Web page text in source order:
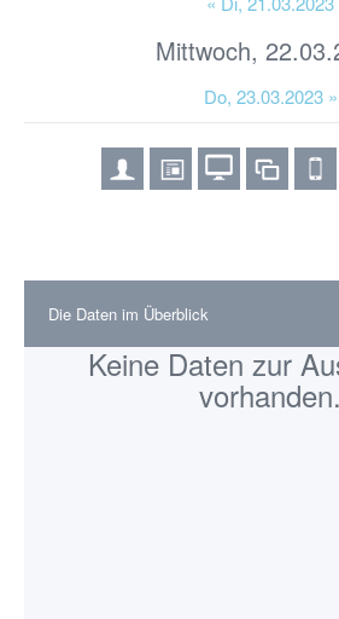
Mittwoch,
Do, 23.03.2023 »
Die Daten im Überblick
Keine Daten zur
vorhanden.